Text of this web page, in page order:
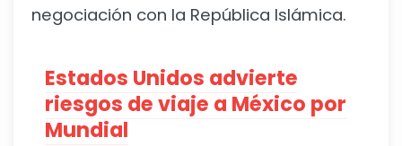
negociación con la República Islámica.
Estados Unidos advierte
riesgos de viaje a México por
Mundial